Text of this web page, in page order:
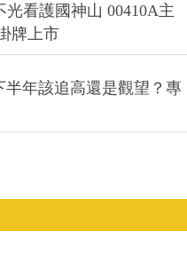
看護國神山 00410A主
牌上市
半年該追高還是觀望？專